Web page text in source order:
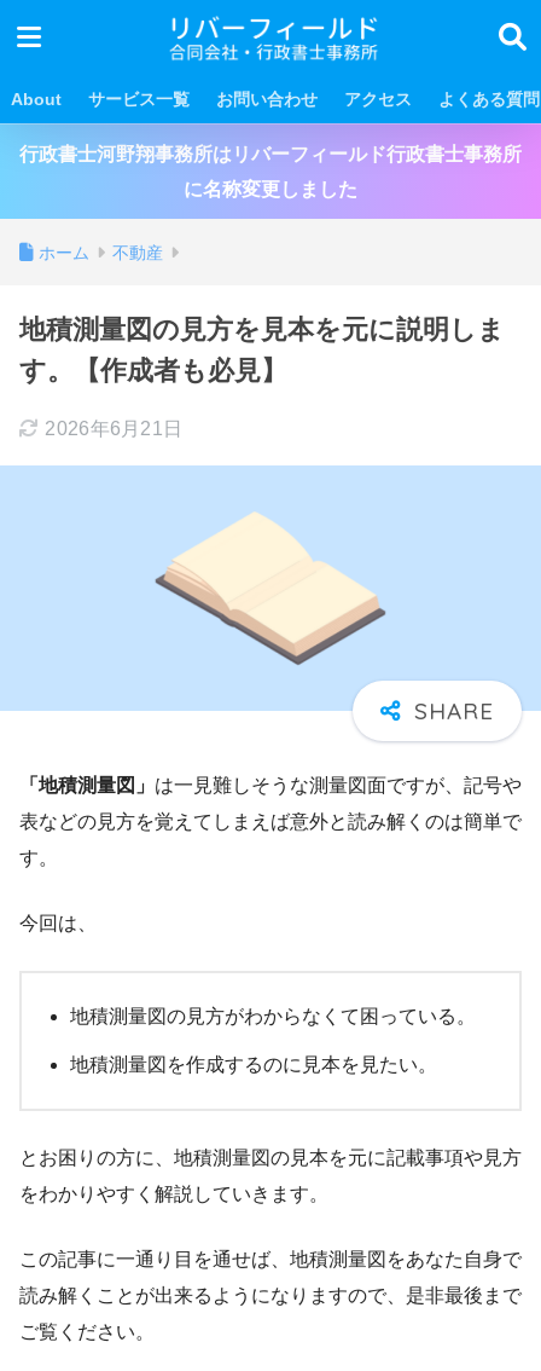
About サービス一覧 お問い合わせ アクセス よくある質問
行政書士河野翔事務所はリバーフィールド行政書士事務所
に名称変更しました
ホーム 不動産
地積測量図の見方を見本を元に説明しま
す。【作成者も必見】
2026年6月21日
「地積測量図」 は一見難しそうな測量図面ですが、記号や
表などの見方を覚えてしまえば意外と読み解くのは簡単で
す。
今回は、
地積測量図の見方がわからなくて困っている。
地積測量図を作成するのに見本を見たい。
とお困りの方に、地積測量図の見本を元に記載事項や見方
をわかりやすく解説していきます。
この記事に一通り目を通せば、地積測量図をあなた自身で
読み解くことが出来るようになりますので、是非最後まで
ご覧ください。